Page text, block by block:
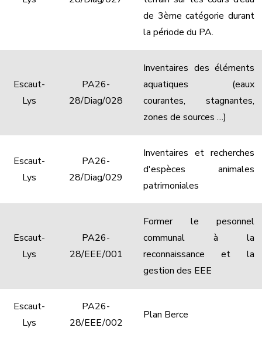
de 3ème catégorie durant
la période du PA.
Escaut-
Lys
PA26-
28/Diag/028
Inventaires des éléments
aquatiques (eaux
courantes, stagnantes,
zones de sources …)
Escaut-
Lys
PA26-
28/Diag/029
Inventaires et recherches
d'espèces animales
patrimoniales
Escaut-
Lys
PA26-
28/EEE/001
Former le pesonnel
communal à la
reconnaissance et la
gestion des EEE
Escaut-
Lys
PA26-
28/EEE/002
Plan Berce